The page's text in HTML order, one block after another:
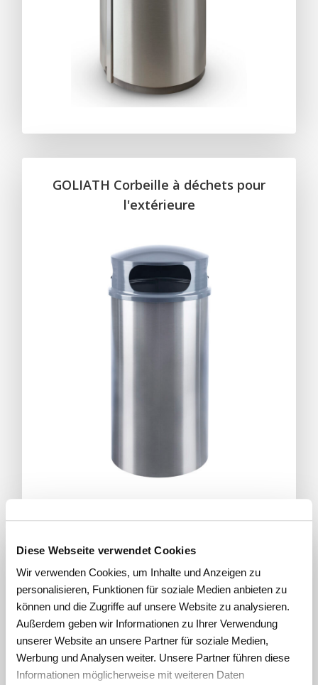
Diese Webseite verwendet Cookies
Wir verwenden Cookies, um Inhalte und Anzeigen zu
personalisieren, Funktionen für soziale Medien anbieten zu
können und die Zugriffe auf unsere Website zu analysieren.
Außerdem geben wir Informationen zu Ihrer Verwendung
unserer Website an unsere Partner für soziale Medien,
Werbung und Analysen weiter. Unsere Partner führen diese
Informationen möglicherweise mit weiteren Daten
GOLIATH Corbeille à déchets pour
l'extérieure
CORBAL Corbeille à déchets